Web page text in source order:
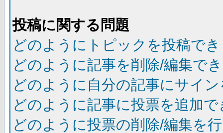
投稿に関する問題
どのようにトピックを投稿で
どのように記事を削除/編集で
どのように自分の記事にサイ
どのように記事に投票を追加
どのように投票の削除/編集を